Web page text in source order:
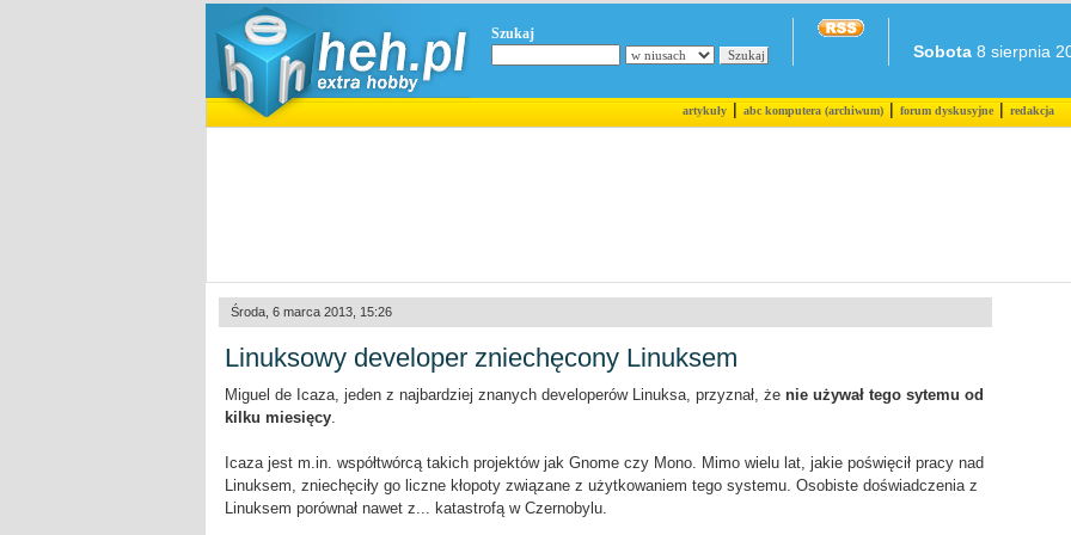
Szukaj
Sobota 8 sierpnia
artykuły|abc komputera (archiwum)|forum dyskusyjne|redakcja
Środa, 6 marca 2013, 15:26
Linuksowy developer zniechęcony Linuksem
Miguel de Icaza, jeden z najbardziej znanych developerów Linuksa, przyznał, że nie używał tego sytemu od
kilku miesięcy.
Icaza jest m.in. współtwórcą takich projektów jak Gnome czy Mono. Mimo wielu lat, jakie poświęcił pracy nad
Linuksem, zniechęciły go liczne kłopoty związane z użytkowaniem tego systemu. Osobiste doświadczenia z
Linuksem porównał nawet z... katastrofą w Czernobylu.